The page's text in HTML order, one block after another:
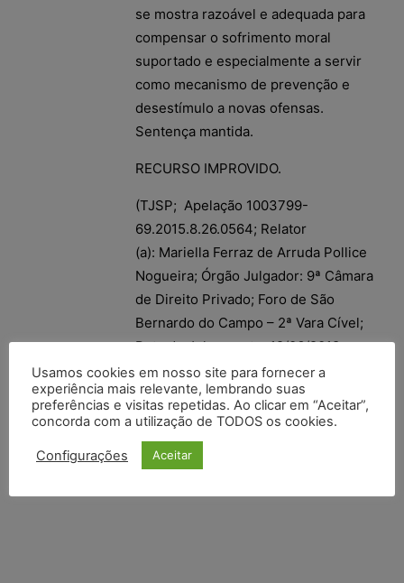
se mostra razoável e adequada para
compensar o sofrimento moral
suportado e especialmente a servir
como mecanismo de prevenção e
desestímulo a novas ofensas.
Sentença mantida.
RECURSO IMPROVIDO.
(TJSP; Apelação 1003799-
69.2015.8.26.0564; Relator
(a): Mariella Ferraz de Arruda Pollice
Nogueira; Órgão Julgador: 9ª Câmara
de Direito Privado; Foro de São
Bernardo do Campo – 2ª Vara Cível;
Data do Julgamento: 19/06/2018;
Data de Registro: 20/06/2018)
Usamos cookies em nosso site para fornecer a
experiência mais relevante, lembrando suas
preferências e visitas repetidas. Ao clicar em “Aceitar”,
concorda com a utilização de TODOS os cookies.
Configurações Aceitar